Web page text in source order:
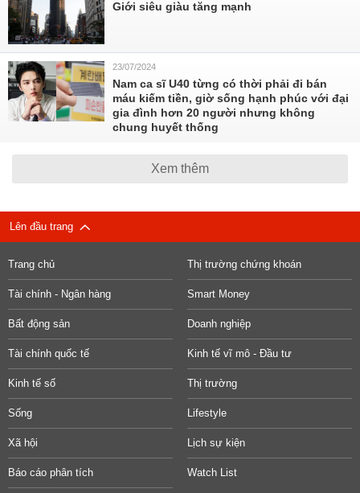
Giới siêu giàu tăng mạnh
23/07/2024
Nam ca sĩ U40 từng có thời phải đi bán
máu kiếm tiền, giờ sống hạnh phúc với đại
gia đình hơn 20 người nhưng không
chung huyết thống
Xem thêm
Lên đầu trang
Trang chủ Thị trường chứng khoán
Tài chính - Ngân hàng Smart Money
Bất động sản Doanh nghiệp
Tài chính quốc tế Kinh tế vĩ mô - Đầu tư
Kinh tế số Thị trường
Sống Lifestyle
Xã hội Lịch sự kiện
Báo cáo phân tích Watch List